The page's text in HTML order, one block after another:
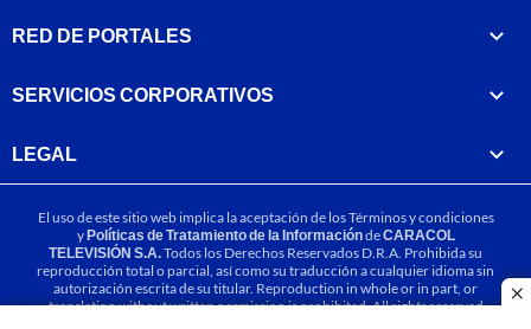
RED DE PORTALES
SERVICIOS CORPORATIVOS
LEGAL
El uso de este sitio web implica la aceptación de losTérminos y condiciones
yPolíticas de Tratamiento de la InformacióndeCARACOL
TELEVISIÓN S.A.Todos los Derechos Reservados D.R.A. Prohibida su
reproducción total o parcial, así como su traducción a cualquier idioma sin
autorización escrita de su titular. Reproduction in whole or in part, or
translation without written permission is prohibited. All rights reserved